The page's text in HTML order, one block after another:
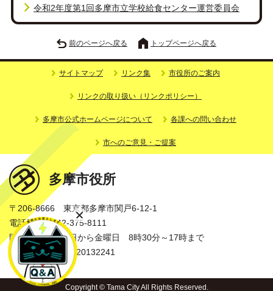
令和2年度第1回多摩市立学校給食センター運営委員会
前のページへ戻る トップページへ戻る
サイトマップ リンク集 市役所のご案内
リンクの取り扱い（リンクポリシー）
多摩市公式ホームページについて 各課への問い合わせ
市へのご意見・ご提案
多摩市役所
〒206-8666 東京都多摩市関戸6-12-1
電話番号：042-375-8111
開庁時間：月曜日から金曜日 8時30分～17時まで
法人番号：3000020132241
Copyright © Tama City All Rights Reserved.